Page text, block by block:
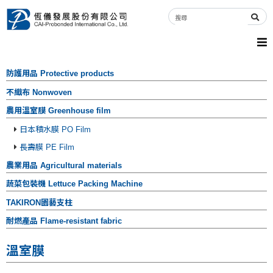
防護用品 Protective products
不織布 Nonwoven
農用溫室膜 Greenhouse film
日本積水膜 PO Film
長壽膜 PE Film
農業用品 Agricultural materials
蔬菜包裝機 Lettuce Packing Machine
TAKIRON園藝支柱
耐燃產品 Flame-resistant fabric
溫室膜